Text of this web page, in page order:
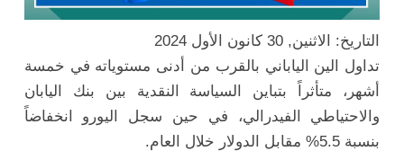
التاريخ: الاثنين, 30 كانون الأول 2024
تداول الين الياباني بالقرب من أدنى مستوياته في خمسة
أشهر، متأثراً بتباين السياسة النقدية بين بنك اليابان
والاحتياطي الفيدرالي، في حين سجل اليورو انخفاضاً
بنسبة 5.5% مقابل الدولار خلال العام.